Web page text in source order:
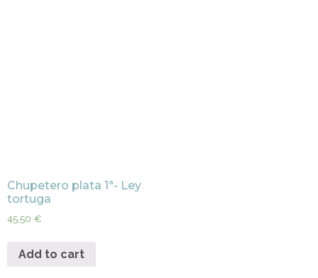
Chupetero plata 1ª- Ley
tortuga
45,50 €
Add to cart